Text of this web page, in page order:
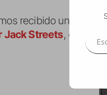
recibido una
Jack Streets, que